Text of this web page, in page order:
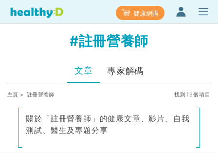
健康網購
#註冊營養師
文章 專家解碼
主頁 > 註冊營養師 找到19個項目
關於「註冊營養師」的健康文章、影片、自我
測試、醫生及專題分享